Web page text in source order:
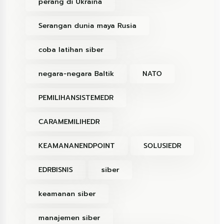
Serangan dunia maya Rusia
coba latihan siber
negara-negara Baltik NATO
PEMILIHANSISTEMEDR
CARAMEMILIHEDR
KEAMANANENDPOINT SOLUSIEDR
EDRBISNIS siber
keamanan siber
manajemen siber